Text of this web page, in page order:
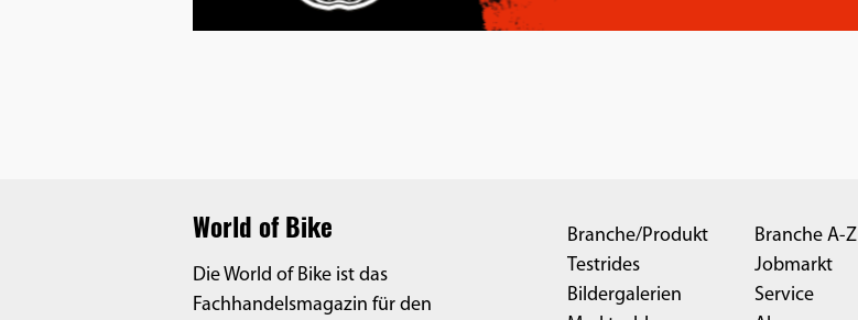
World of Bike
Die World of Bike ist das
Fachhandelsmagazin für den
Branche/Produkt
Testrides
Bildergalerien
Branche A-Z
Jobmarkt
Service
EXTERNE MEDIEN